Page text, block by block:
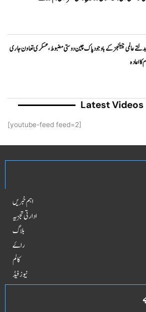
عالمی چیلنجز کے باوجود پاک چین دوستی مضبوط، عسکری تعاون جاری
اعادہ
Latest Videos
[youtube-feed feed=2]
اہم خبریں
ادارتی تجزیہ
بلاگ
راۓ
کالم
نیوز فیڈ